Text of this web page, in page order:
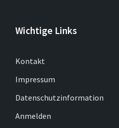
Wichtige Links
Kontakt
Impressum
Datenschutzinformation
Anmelden